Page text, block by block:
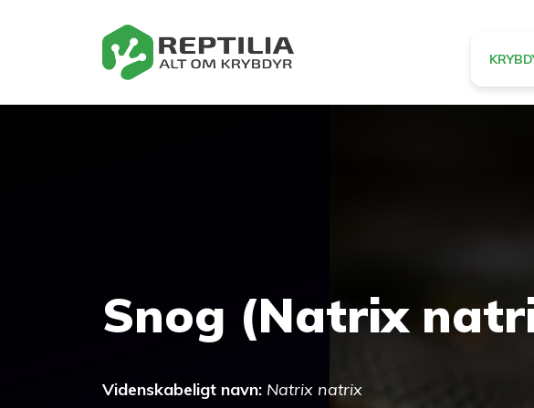
Snog (Natrix
Videnskabeligt navn: Natrix natrix